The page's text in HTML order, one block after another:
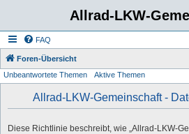
Allrad-LKW-
FAQ
Foren-Übersicht
Unbeantwortete Themen Aktive Themen
Allrad-LKW-Gemeinschaft -
Diese Richtlinie beschreibt, wie „Allrad-LKW-